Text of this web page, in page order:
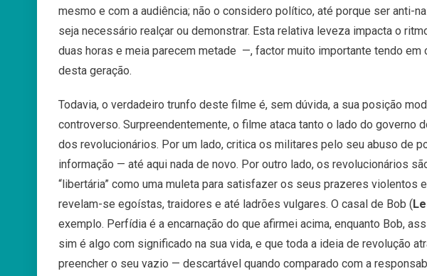
mesmo e com a audiência; não o considero político, até porque ser anti-
seja necessário realçar ou demonstrar. Esta relativa leveza impacta o
duas horas e meia parecem metade —, factor muito importante tendo em
desta geração.
Todavia, o verdadeiro trunfo deste filme é, sem dúvida, a sua posição
controverso. Surpreendentemente, o filme ataca tanto o lado do governo
dos revolucionários. Por um lado, critica os militares pelo seu abuso de
informação — até aqui nada de novo. Por outro lado, os revolucionários
“libertária” como uma muleta para satisfazer os seus prazeres violentos
revelam-se egoístas, traidores e até ladrões vulgares. O casal de Bob (
exemplo. Perfídia é a encarnação do que afirmei acima, enquanto Bob,
sim é algo com significado na sua vida, e que toda a ideia de revolução
preencher o seu vazio — descartável quando comparado com a